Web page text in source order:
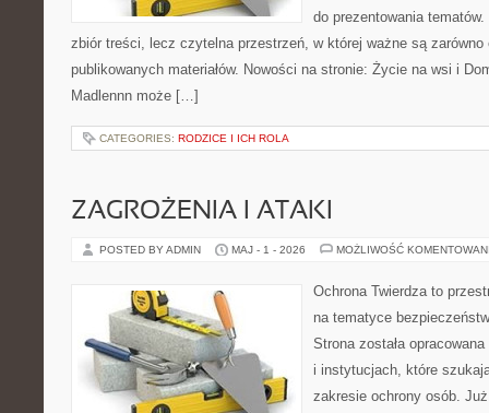
do prezentowania
zbiór treści, lecz czytelna przestrzeń, w której ważne są
publikowanych materiałów. Nowości na stronie: Życie na wsi i
Madlennn może […]
CATEGORIES: RODZICE I ICH ROLA
ZAGROŻENIA I ATAKI
POSTED BY ADMIN MAJ - 1 - 2026 MOŻLIWOŚĆ
Ochrona Twierdza to
na tematyce
Strona została
i instytucjach, które
zakresie ochrony osób.